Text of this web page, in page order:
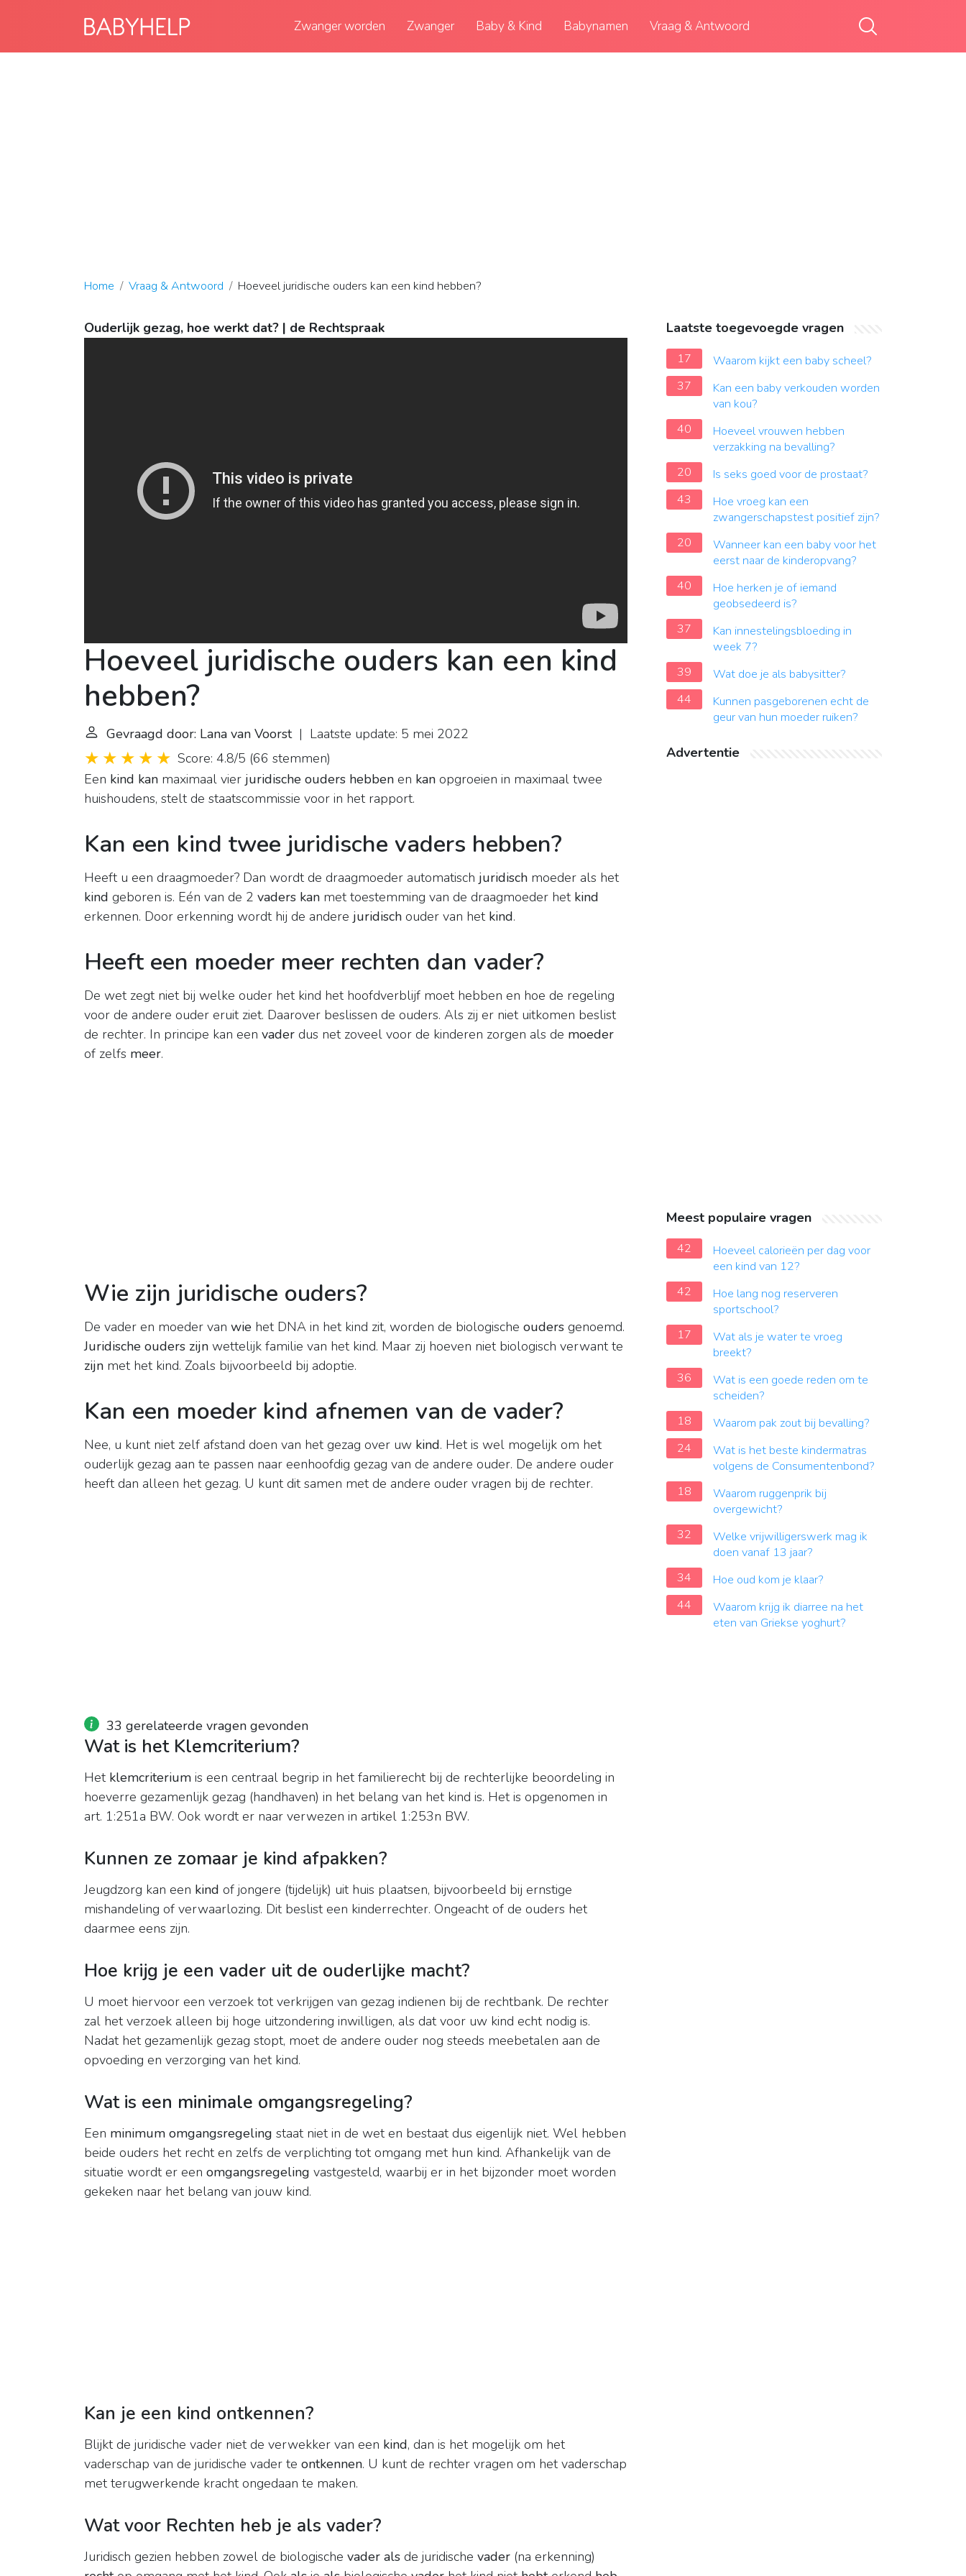
Zwanger worden Zwanger Baby & Kind Babynamen Vraag & Antwoord
Home Vraag & Antwoord Hoeveel juridische ouders kan een kind hebben?
Ouderlijk gezag, hoe werkt dat? | de Rechtspraak
Hoeveel juridische ouders kan een kind
hebben?
Gevraagd door: Lana van Voorst| Laatste update: 5 mei 2022
Score: 4.8/5 (66 stemmen)
Een kind kan maximaal vier juridische ouders hebben en kan opgroeien in maximaal twee
huishoudens, stelt de staatscommissie voor in het rapport.
Kan een kind twee juridische vaders hebben?
Heeft u een draagmoeder? Dan wordt de draagmoeder automatisch juridisch moeder als het
kind geboren is. Eén van de 2 vaders kan met toestemming van de draagmoeder het kind
erkennen. Door erkenning wordt hij de andere juridisch ouder van het kind.
Heeft een moeder meer rechten dan vader?
De wet zegt niet bij welke ouder het kind het hoofdverblijf moet hebben en hoe de regeling
voor de andere ouder eruit ziet. Daarover beslissen de ouders. Als zij er niet uitkomen beslist
de rechter. In principe kan een vader dus net zoveel voor de kinderen zorgen als de moeder
of zelfs meer.
Wie zijn juridische ouders?
De vader en moeder van wie het DNA in het kind zit, worden de biologische ouders genoemd.
Juridische ouders zijn wettelijk familie van het kind. Maar zij hoeven niet biologisch verwant te
zijn met het kind. Zoals bijvoorbeeld bij adoptie.
Kan een moeder kind afnemen van de vader?
Nee, u kunt niet zelf afstand doen van het gezag over uw kind. Het is wel mogelijk om het
ouderlijk gezag aan te passen naar eenhoofdig gezag van de andere ouder. De andere ouder
heeft dan alleen het gezag. U kunt dit samen met de andere ouder vragen bij de rechter.
33 gerelateerde vragen gevonden
Wat is het Klemcriterium?
Het klemcriterium is een centraal begrip in het familierecht bij de rechterlijke beoordeling in
hoeverre gezamenlijk gezag (handhaven) in het belang van het kind is. Het is opgenomen in
art. 1:251a BW. Ook wordt er naar verwezen in artikel 1:253n BW.
Kunnen ze zomaar je kind afpakken?
Jeugdzorg kan een kind of jongere (tijdelijk) uit huis plaatsen, bijvoorbeeld bij ernstige
mishandeling of verwaarlozing. Dit beslist een kinderrechter. Ongeacht of de ouders het
daarmee eens zijn.
Hoe krijg je een vader uit de ouderlijke macht?
U moet hiervoor een verzoek tot verkrijgen van gezag indienen bij de rechtbank. De rechter
zal het verzoek alleen bij hoge uitzondering inwilligen, als dat voor uw kind echt nodig is.
Nadat het gezamenlijk gezag stopt, moet de andere ouder nog steeds meebetalen aan de
opvoeding en verzorging van het kind.
Wat is een minimale omgangsregeling?
Een minimum omgangsregeling staat niet in de wet en bestaat dus eigenlijk niet. Wel hebben
beide ouders het recht en zelfs de verplichting tot omgang met hun kind. Afhankelijk van de
situatie wordt er een omgangsregeling vastgesteld, waarbij er in het bijzonder moet worden
gekeken naar het belang van jouw kind.
Kan je een kind ontkennen?
Blijkt de juridische vader niet de verwekker van een kind, dan is het mogelijk om het
vaderschap van de juridische vader te ontkennen. U kunt de rechter vragen om het vaderschap
met terugwerkende kracht ongedaan te maken.
Wat voor Rechten heb je als vader?
Juridisch gezien hebben zowel de biologische vader als de juridische vader (na erkenning)
Laatste toegevoegde vragen
17
Waarom kijkt een baby scheel?
37
Kan een baby verkouden worden
van kou?
40
Hoeveel vrouwen hebben
verzakking na bevalling?
20
Is seks goed voor de prostaat?
43
Hoe vroeg kan een
zwangerschapstest positief zijn?
20
Wanneer kan een baby voor het
eerst naar de kinderopvang?
40
Hoe herken je of iemand
geobsedeerd is?
37
Kan innestelingsbloeding in
week 7?
39
Wat doe je als babysitter?
44
Kunnen pasgeborenen echt de
geur van hun moeder ruiken?
Advertentie
Meest populaire vragen
42
Hoeveel calorieën per dag voor
een kind van 12?
42
Hoe lang nog reserveren
sportschool?
17
Wat als je water te vroeg
breekt?
36
Wat is een goede reden om te
scheiden?
18
Waarom pak zout bij bevalling?
24
Wat is het beste kindermatras
volgens de Consumentenbond?
18
Waarom ruggenprik bij
overgewicht?
32
Welke vrijwilligerswerk mag ik
doen vanaf 13 jaar?
34
Hoe oud kom je klaar?
44
Waarom krijg ik diarree na het
eten van Griekse yoghurt?